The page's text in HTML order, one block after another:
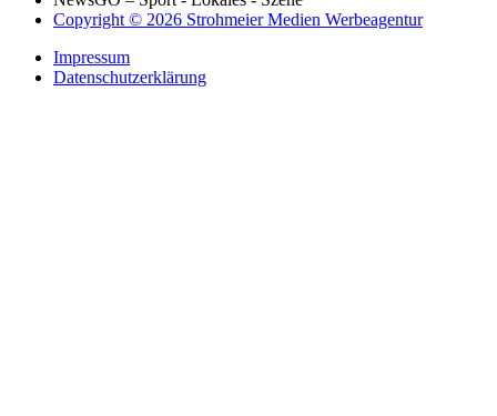
Copyright © 2026 Strohmeier Medien Werbeagentur
Impressum
Datenschutzerklärung